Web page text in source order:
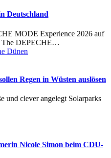
Deutschland
MODE Experience 2026 auf
The DEPECHE…
Regen in Wüsten auslösen
und clever angelegt Solarparks
Nicole Simon beim CDU-